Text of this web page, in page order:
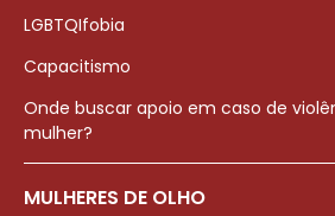
LGBTQIfobia
Capacitismo
Onde buscar apoio em caso de
mulher?
MULHERES DE OLHO